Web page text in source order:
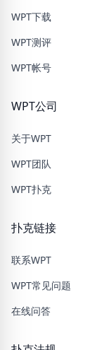
WPT下载
WPT测评
WPT帐号
WPT公司
关于WPT
WPT团队
WPT扑克
扑克链接
联系WPT
WPT常见问题
在线问答